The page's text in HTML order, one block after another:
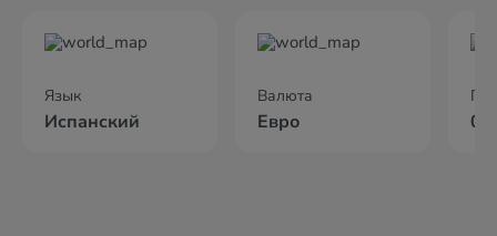
Язык
Испанский
Валюта
Евро